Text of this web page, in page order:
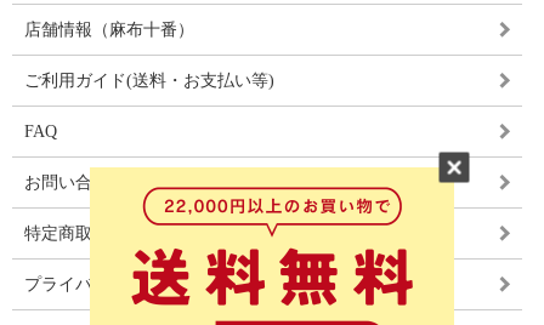
店舗情報（麻布十番）
ご利用ガイド(送料・お支払い等)
FAQ
お問い合わせ
特定商取引法に基づく表記
プライバシーポリシー